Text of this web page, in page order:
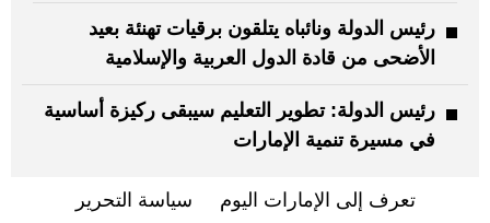
رئيس الدولة ونائباه يتلقون برقيات تهنئة بعيد
الأضحى من قادة الدول العربية والإسلامية
رئيس الدولة: تطوير التعليم سيبقى ركيزة أساسية
في مسيرة تنمية الإمارات
تعرف إلى الإمارات اليوم سياسة التحرير